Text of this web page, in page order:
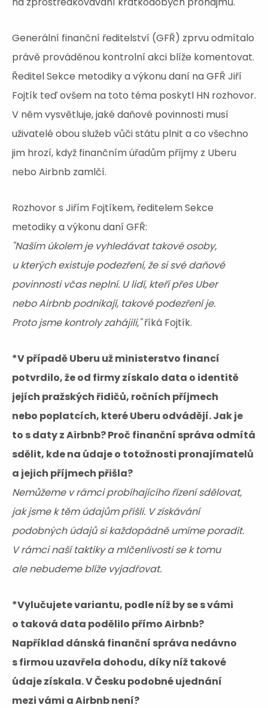
Generální finanční ředitelství (GFŘ) zprvu odmítalo
právě prováděnou kontrolní akci blíže komentovat.
Ředitel Sekce metodiky a výkonu daní na GFŘ Jiří
Fojtík teď ovšem na toto téma poskytl HN rozhovor.
V něm vysvětluje, jaké daňové povinnosti musí
uživatelé obou služeb vůči státu plnit a co všechno
jim hrozí, když finančním úřadům příjmy z Uberu
nebo Airbnb zamlčí.
Rozhovor s Jiřím Fojtíkem, ředitelem Sekce
metodiky a výkonu daní GFŘ:
"Naším úkolem je vyhledávat takové osoby,
u kterých existuje podezření, že si své daňové
povinnosti včas neplní. U lidí, kteří přes Uber
nebo Airbnb podnikají, takové podezření je.
Proto jsme kontroly zahájili,"říká Fojtík.
*V případě Uberu už ministerstvo financí
potvrdilo, že od firmy získalo data o identitě
jejích pražských řidičů, ročních příjmech
nebo poplatcích, které Uberu odvádějí. Jak je
to s daty z Airbnb? Proč finanční správa odmítá
sdělit, kde na údaje o totožnosti pronajímatelů
a jejich příjmech přišla?
Nemůžeme v rámci probíhajícího řízení sdělovat,
jak jsme k těm údajům přišli. V získávání
podobných údajů si každopádně umíme poradit.
V rámci naší taktiky a mlčenlivosti se k tomu
ale nebudeme blíže vyjadřovat.
*Vylučujete variantu, podle níž by se s vámi
o taková data podělilo přímo Airbnb?
Například dánská finanční správa nedávno
s firmou uzavřela dohodu, díky níž takové
údaje získala. V Česku podobné ujednání
mezi vámi a Airbnb není?